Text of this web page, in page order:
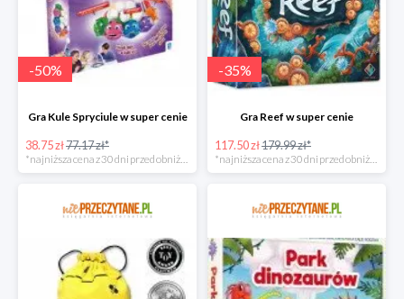
-50%
Gra Kule Spryciule w super cenie
38.75 zł77.17 zł*
-35%
Gra Reef w super cenie
117.50 zł179.99 zł*